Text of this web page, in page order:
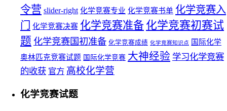
令营 slider-right 化学竞赛专业 化学竞赛书单 化学竞赛入
门
化学竞赛决赛 化学竞赛准备 化学竞赛初赛试
题 化学竞赛国初准备 化学竞赛成绩 化学竞赛知识点
国际化学
奥林匹克竞赛试题 国际化学竞赛 大神经验 学习化学竞赛
的收获 官方 高校化学营
化学竞赛试题